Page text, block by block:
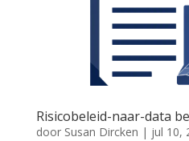
Risicobeleid-naar-data
door Susan Dircken | jul 10,